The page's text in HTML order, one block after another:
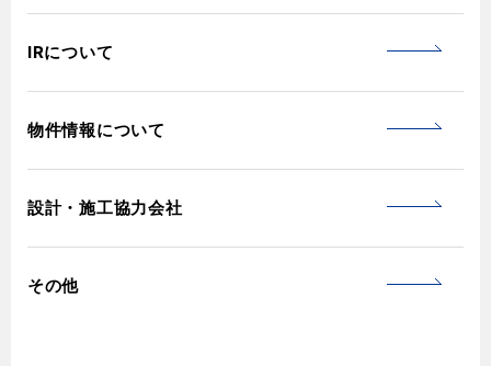
IRについて
物件情報について
設計・施工協力会社
その他